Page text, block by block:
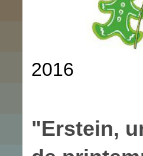
2016
"Erstein,